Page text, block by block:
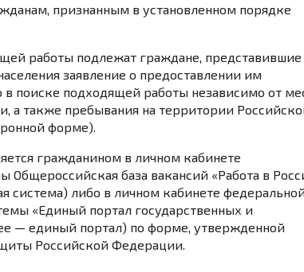
признанным в установленном порядке
работы подлежат граждане, представившие
заявление о предоставлении им
в поиске подходящей работы независимо от
а также пребывания на территории
форме).
гражданином в личном кабинете
база вакансий «Работа в
система) либо в личном кабинете
«Единый портал государственных и
— единый портал) по форме, утвержденной
Российской Федерации.